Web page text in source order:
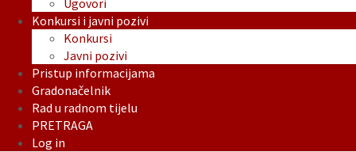
Ugovori
Konkursi i javni pozivi
Konkursi
Javni pozivi
Pristup informacijama
Gradonačelnik
Rad u radnom tijelu
PRETRAGA
Log in